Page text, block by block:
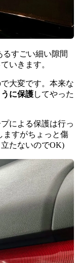
すごい細い隙間
いきます。
大変です。本来な
に保護してやった
による保護は行っ
ますがちょっと傷
たないのでOK)